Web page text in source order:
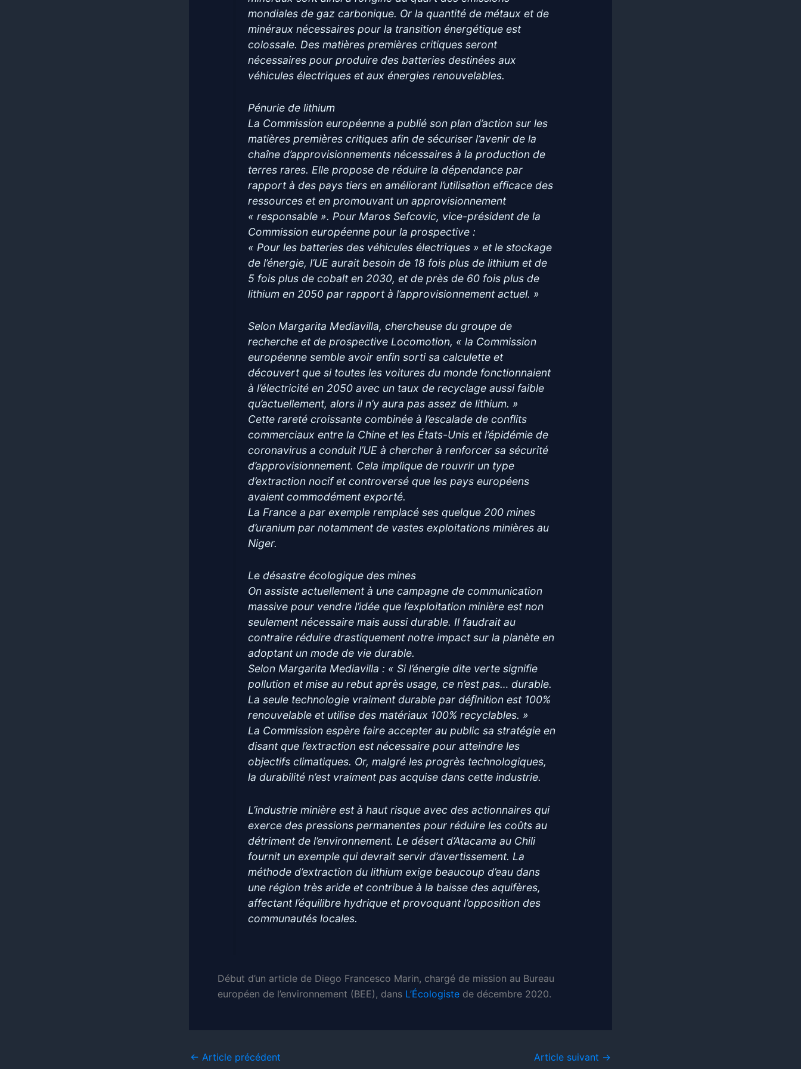
mondiales de gaz carbonique. Or la quantité de métaux et de
minéraux nécessaires pour la transition énergétique est
colossale. Des matières premières critiques seront
nécessaires pour produire des batteries destinées aux
véhicules électriques et aux énergies renouvelables.
Pénurie de lithium
La Commission européenne a publié son plan d’action sur les
matières premières critiques afin de sécuriser l’avenir de la
chaîne d’approvisionnements nécessaires à la production de
terres rares. Elle propose de réduire la dépendance par
rapport à des pays tiers en améliorant l’utilisation efficace des
ressources et en promouvant un approvisionnement
« responsable ». Pour Maros Sefcovic, vice-président de la
Commission européenne pour la prospective :
« Pour les batteries des véhicules électriques » et le stockage
de l’énergie, l’UE aurait besoin de 18 fois plus de lithium et de
5 fois plus de cobalt en 2030, et de près de 60 fois plus de
lithium en 2050 par rapport à l’approvisionnement actuel. »
Selon Margarita Mediavilla, chercheuse du groupe de
recherche et de prospective Locomotion, « la Commission
européenne semble avoir enfin sorti sa calculette et
découvert que si toutes les voitures du monde fonctionnaient
à l’électricité en 2050 avec un taux de recyclage aussi faible
qu’actuellement, alors il n’y aura pas assez de lithium. »
Cette rareté croissante combinée à l’escalade de conflits
commerciaux entre la Chine et les États-Unis et l’épidémie de
coronavirus a conduit l’UE à chercher à renforcer sa sécurité
d’approvisionnement. Cela implique de rouvrir un type
d’extraction nocif et controversé que les pays européens
avaient commodément exporté.
La France a par exemple remplacé ses quelque 200 mines
d’uranium par notamment de vastes exploitations minières au
Niger.
Le désastre écologique des mines
On assiste actuellement à une campagne de communication
massive pour vendre l’idée que l’exploitation minière est non
seulement nécessaire mais aussi durable. Il faudrait au
contraire réduire drastiquement notre impact sur la planète en
adoptant un mode de vie durable.
Selon Margarita Mediavilla : « Si l’énergie dite verte signifie
pollution et mise au rebut après usage, ce n’est pas… durable.
La seule technologie vraiment durable par déﬁnition est 100%
renouvelable et utilise des matériaux 100% recyclables. »
La Commission espère faire accepter au public sa stratégie en
disant que l’extraction est nécessaire pour atteindre les
objectifs climatiques. Or, malgré les progrès technologiques,
la durabilité n’est vraiment pas acquise dans cette industrie.
L’industrie minière est à haut risque avec des actionnaires qui
exerce des pressions permanentes pour réduire les coûts au
détriment de l’environnement. Le désert d’Atacama au Chili
fournit un exemple qui devrait servir d’avertissement. La
méthode d’extraction du lithium exige beaucoup d’eau dans
une région très aride et contribue à la baisse des aquifères,
affectant l’équilibre hydrique et provoquant l’opposition des
communautés locales.
Début d’un article de Diego Francesco Marin, chargé de mission au Bureau
européen de l’environnement (BEE), dans L’Écologiste de décembre 2020.
← Article précédent Article suivant →